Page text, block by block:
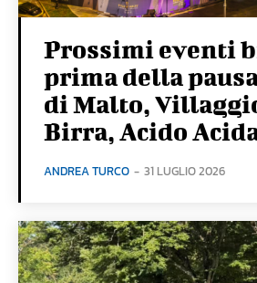
Prossimi eventi
prima della
di Malto,
Birra, Acido
ANDREA TURCO - 31 LUGLIO 2026